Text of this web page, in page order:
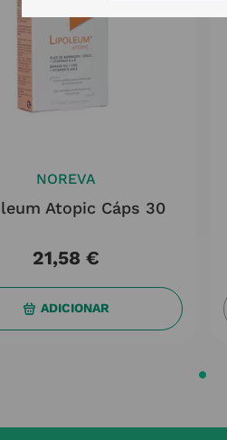
NOREVA
Atopic Cáps 30
21,58 €
ADICIONAR